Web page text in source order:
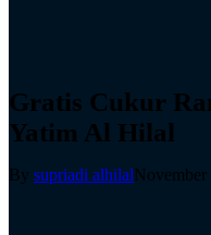
Gratis Cukur
Yatim Al Hilal
By supriadi alhilalNovember